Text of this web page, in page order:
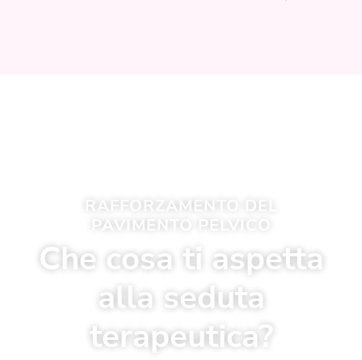
RAFFORZAMENTO DEL
PAVIMENTO PELVICO
Che cosa ti aspetta
alla seduta
terapeutica?